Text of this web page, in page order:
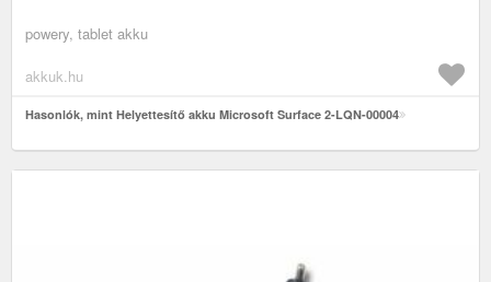
powery, tablet akku
akkuk.hu
Hasonlók, mint Helyettesítő akku Microsoft Surface 2-LQN-00004